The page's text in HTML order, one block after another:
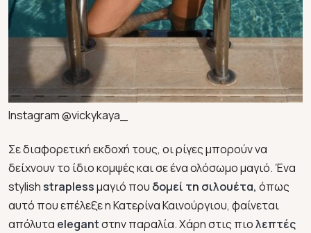
Instagram @vickykaya_
Σε διαφορετική εκδοχή τους, οι ρίγες μπορούν να
δείχνουν το ίδιο κομψές και σε ένα ολόσωμο μαγιό. Ένα
stylishstraplessμαγιό που δομεί τη σιλουέτα, όπως
αυτό που επέλεξε η Κατερίνα Καινούργιου, φαίνεται
απόλυτα elegantστην παραλία. Χάρη στις πιολεπτές